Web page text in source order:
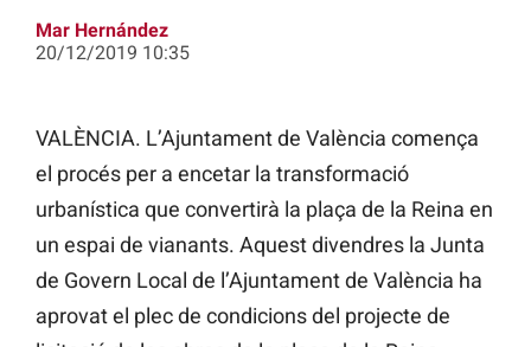
Mar Hernández
20/12/2019 10:35
VALÈNCIA. L’Ajuntament de València comença
el procés per a encetar la transformació
urbanística que convertirà la plaça de la Reina en
un espai de vianants. Aquest divendres la Junta
de Govern Local de l’Ajuntament de València ha
aprovat el plec de condicions del projecte de